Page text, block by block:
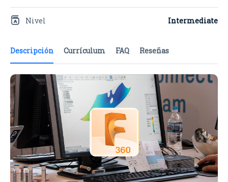
Descripción Currículum FAQ Reseñas
Nivel Intermediate